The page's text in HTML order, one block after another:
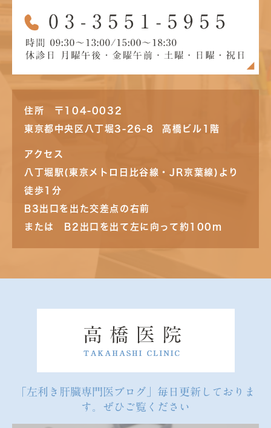
住所 〒104-0032
東京都中央区八丁堀3-26-8 高橋ビル1階
アクセス
八丁堀駅(東京メトロ日比谷線・JR京葉線)より
徒歩1分
B3出口を出た交差点の右前
または B2出口を出て左に向って約100m
「左利き肝臓専門医ブログ」毎日更新しておりま
す。ぜひご覧ください